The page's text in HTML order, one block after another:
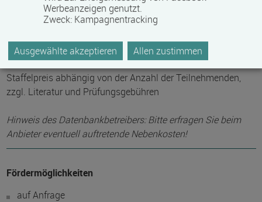
4.950,00 €
Staffelpreis abhängig von der Anzahl der Teilnehmenden,
zzgl. Literatur und Prüfungsgebühren
Hinweis des Datenbankbetreibers: Bitte erfragen Sie beim
Anbieter eventuell auftretende Nebenkosten!
Fördermöglichkeiten
auf Anfrage
Werbeanzeigen genutzt.
Zweck: Kampagnentracking
Ausgewählte akzeptieren Allen zustimmen